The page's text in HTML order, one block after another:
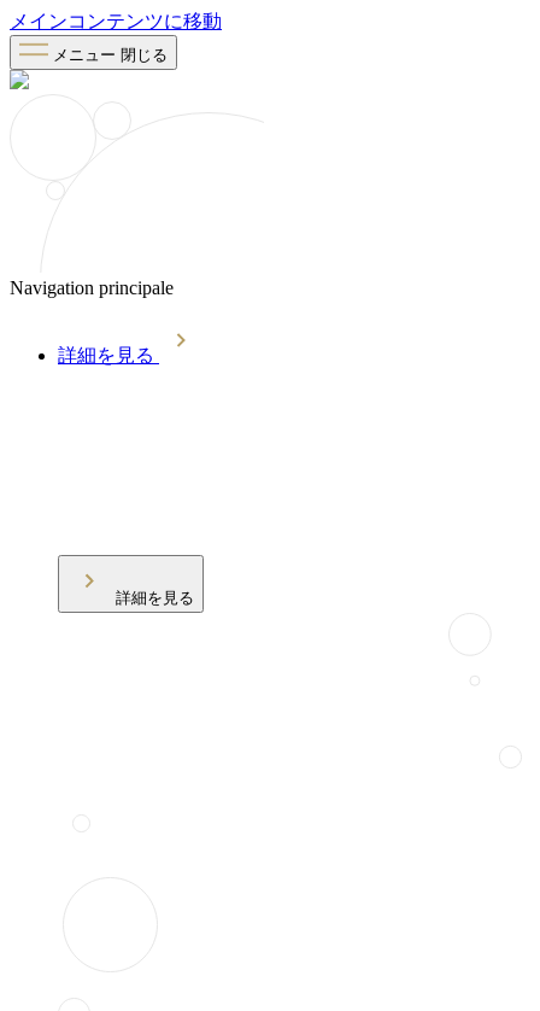
メインコンテンツに移動
メニュー 閉じる
Navigation principale
詳細を見る
詳細を見る